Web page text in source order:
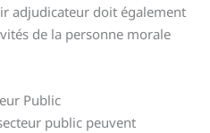
adjudicateur doit également
de la personne morale
Public
public peuvent